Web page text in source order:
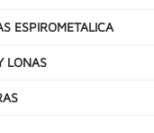
ESPIROMETALICA
LONAS